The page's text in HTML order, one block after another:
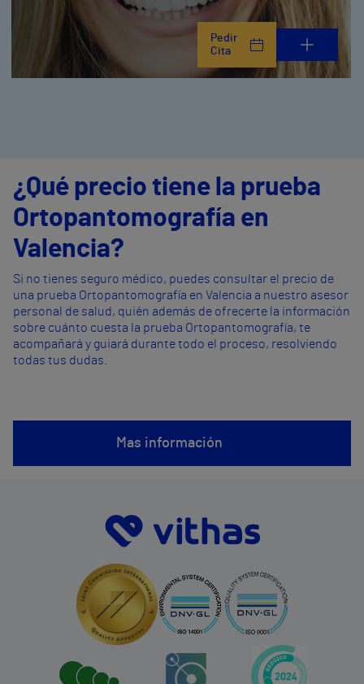
Pedir
Cita
¿Qué precio tiene la prueba
Ortopantomografía en
Valencia?
Si no tienes seguro médico, puedes consultar el precio de
una prueba Ortopantomografía en Valencia a nuestro asesor
personal de salud, quién además de ofrecerte la información
sobre cuánto cuesta la prueba Ortopantomografía, te
acompañará y guiará durante todo el proceso, resolviendo
todas tus dudas.
Mas información